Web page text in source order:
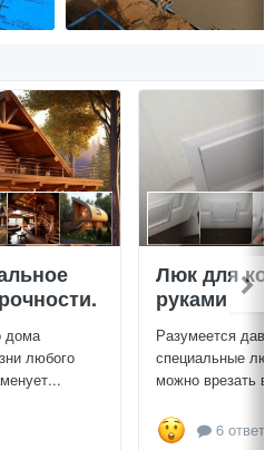
дома
любого
Люк для
руками
Разумеется
специальные
можно врезать
6